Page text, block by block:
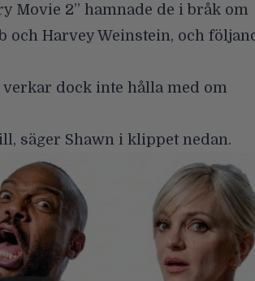
Movie 2” hamnade de i bråk om
och Harvey Weinstein, och
verkar dock inte hålla med om
säger Shawn i klippet nedan.